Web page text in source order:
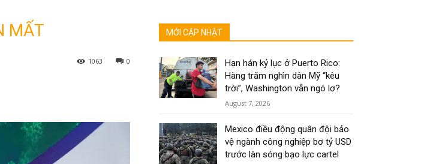
MẤT
0
1063
MỚI CẬP NHẬT
Hạn hán kỷ lục ở Puerto Rico:
Hàng trăm nghìn dân Mỹ “kêu
trời”, Washington vẫn ngó lơ?
August 7, 2026
Mexico điều động quân đội bảo
vệ ngành công nghiệp bơ tỷ USD
trước làn sóng bạo lực cartel